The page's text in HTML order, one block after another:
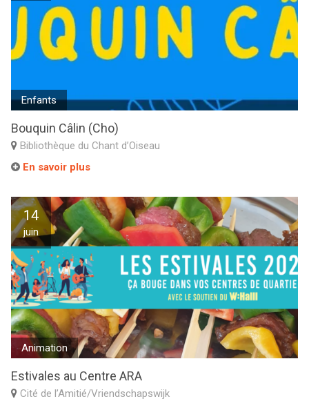
Enfants
Bouquin Câlin (Cho)
Bibliothèque du Chant d’Oiseau
En savoir plus
14
juin
Animation
Estivales au Centre ARA
Cité de l’Amitié/Vriendschapswijk